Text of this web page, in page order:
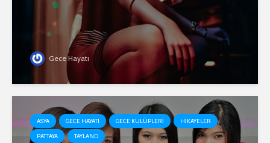
Gece Hayatı
ASYA GECE HAYATI GECE KULÜPLERI
HIKAYELER
PATTAYA
TAYLAND